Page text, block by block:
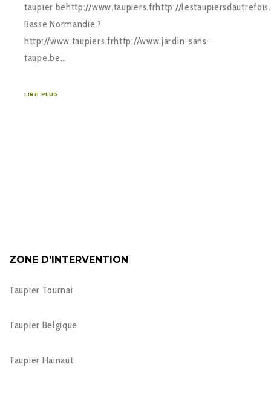
taupier.behttp://www.taupiers.frhttp://
Basse Normandie ?
http://www.taupiers.frhttp://www.jardin-sans-
taupe.be…
LIRE PLUS
ZONE D’INTERVENTION
Taupier Tournai
Taupier Belgique
Taupier Hainaut